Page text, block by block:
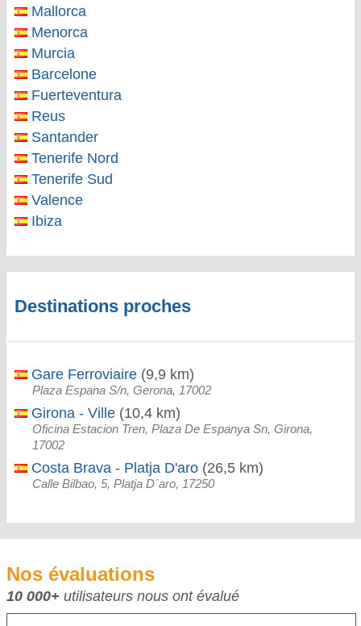
Mallorca
Menorca
Murcia
Barcelone
Fuerteventura
Reus
Santander
Tenerife Nord
Tenerife Sud
Valence
Ibiza
Destinations proches
Gare Ferroviaire (9,9 km)
Plaza Espana S/n, Gerona, 17002
Girona - Ville (10,4 km)
Oficina Estacion Tren, Plaza De Espanya Sn, Girona,
17002
Costa Brava - Platja D'aro (26,5 km)
Calle Bilbao, 5, Platja D´aro, 17250
Nos évaluations
10 000+ utilisateurs nous ont évalué